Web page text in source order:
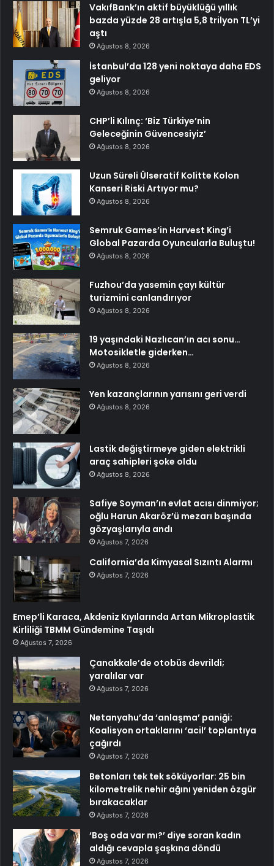
VakıfBank’ın aktif büyüklüğü yıllık
bazda yüzde 28 artışla 5,8 trilyon TL’yi
aştı
Ağustos 8, 2026
İstanbul’da 128 yeni noktaya daha EDS
geliyor
Ağustos 8, 2026
CHP’li Kılınç: ‘Biz Türkiye’nin
Geleceğinin Güvencesiyiz’
Ağustos 8, 2026
Uzun Süreli Ülseratif Kolitte Kolon
Kanseri Riski Artıyor mu?
Ağustos 8, 2026
Semruk Games’in Harvest King’i
Global Pazarda Oyuncularla Buluştu!
Ağustos 8, 2026
Fuzhou’da yasemin çayı kültür
turizmini canlandırıyor
Ağustos 8, 2026
19 yaşındaki Nazlıcan’ın acı sonu…
Motosikletle giderken…
Ağustos 8, 2026
Yen kazançlarının yarısını geri verdi
Ağustos 8, 2026
Lastik değiştirmeye giden elektrikli
araç sahipleri şoke oldu
Ağustos 8, 2026
Safiye Soyman’ın evlat acısı dinmiyor;
oğlu Harun Akaröz’ü mezarı başında
gözyaşlarıyla andı
Ağustos 7, 2026
California’da Kimyasal Sızıntı Alarmı
Ağustos 7, 2026
Emep’li Karaca, Akdeniz Kıyılarında Artan Mikroplastik
Kirliliği TBMM Gündemine Taşıdı
Ağustos 7, 2026
Çanakkale’de otobüs devrildi;
yaralılar var
Ağustos 7, 2026
Netanyahu’da ‘anlaşma’ paniği:
Koalisyon ortaklarını ‘acil’ toplantıya
çağırdı
Ağustos 7, 2026
Betonları tek tek söküyorlar: 25 bin
kilometrelik nehir ağını yeniden özgür
bırakacaklar
Ağustos 7, 2026
‘Boş oda var mı?’ diye soran kadın
aldığı cevapla şaşkına döndü
Ağustos 7, 2026